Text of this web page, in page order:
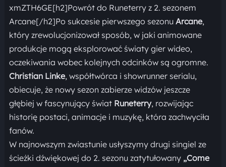
xmZTH6GE[h2]Powrót do Runeterry z 2. sezonem
Arcane[/h2]Po sukcesie pierwszego sezonu Arcane,
który zrewolucjonizował sposób, w jaki animowane
produkcje mogą eksplorować światy gier wideo,
oczekiwania wobec kolejnych odcinków są ogromne.
Christian Linke, współtwórca i showrunner serialu,
obiecuje, że nowy sezon zabierze widzów jeszcze
głębiej w fascynujący świat Runeterry, rozwijając
historię postaci, animacje i muzykę, która zachwyciła
fanów.
W najnowszym zwiastunie usłyszymy drugi singiel ze
ścieżki dźwiękowej do 2. sezonu zatytułowany „Come